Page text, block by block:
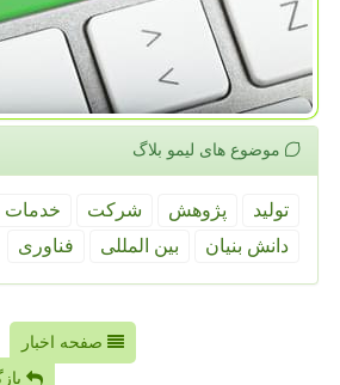
موضوع های لیمو بلاگ
تولید پژوهش شركت خدمات
دانش بنیان
بین المللی فناوری
صفحه اخبار